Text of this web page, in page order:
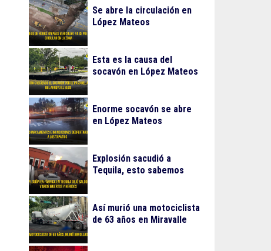
Se abre la circulación en
López Mateos
Esta es la causa del
socavón en López Mateos
Enorme socavón se abre
en López Mateos
Explosión sacudió a
Tequila, esto sabemos
Así murió una motociclista
de 63 años en Miravalle